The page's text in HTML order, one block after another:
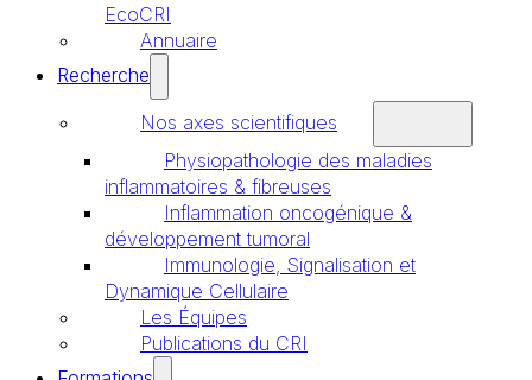
EcoCRI
Annuaire
Recherche
Nos axes scientifiques
Physiopathologie des maladies
inflammatoires & fibreuses
Inflammation oncogénique &
développement tumoral
Immunologie, Signalisation et
Dynamique Cellulaire
Les Équipes
Publications du CRI